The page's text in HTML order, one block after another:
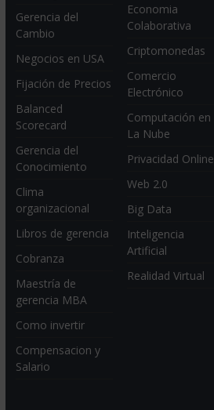
Gerencia del
Cambio
Negocios en USA
Fijación de Precios
Balanced
Scorecard
Gerencia del
Conocimiento
Clima
organizacional
Libros de gerencia
Cobranza
Maestría de
gerencia MBA
Como invertir
Compensacion y
Salario
Economia
Colaborativa
Criptomonedas
Comercio
Electrónico
Computación en
La Nube
Privacidad Online
Web 2.0
Big Data
Inteligencia
Artificial
Realidad Virtual